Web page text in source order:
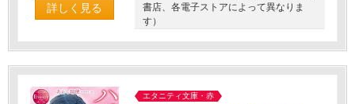
詳しく見る
書店、各電子ストアによって異なりま
す）
エタニティ文庫・赤